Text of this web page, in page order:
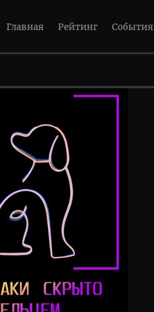
Главная Рейтинг События